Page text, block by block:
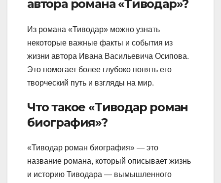
автора романа «Тиводар»?
Из романа «Тиводар» можно узнать
некоторые важные факты и события из
жизни автора Ивана Васильевича Осипова.
Это помогает более глубоко понять его
творческий путь и взгляды на мир.
Что такое «Тиводар роман
биография»?
«Тиводар роман биография» — это
название романа, который описывает жизнь
и историю Тиводара — вымышленного